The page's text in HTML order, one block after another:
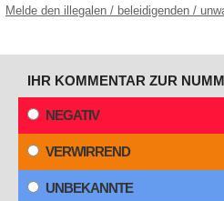
Melde den illegalen / beleidigenden /
IHR KOMMENTAR ZUR
NEGATIV
VERWIRREND
UNBEKANNTE